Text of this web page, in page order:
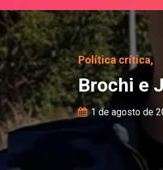
Brochi e Jr
Política crítica,
Brochi e
1 de agosto de